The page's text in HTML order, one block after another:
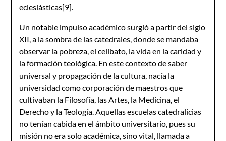
eclesiásticas[9].
Un notable impulso académico surgió a partir del siglo
XII, a la sombra de las catedrales, donde se mandaba
observar la pobreza, el celibato, la vida en la caridad y
la formación teológica. En este contexto de saber
universal y propagación de la cultura, nacía la
universidad como corporación de maestros que
cultivaban la Filosofía, las Artes, la Medicina, el
Derecho y la Teología. Aquellas escuelas catedralicias
no tenían cabida en el ámbito universitario, pues su
misión no era solo académica, sino vital, llamada a